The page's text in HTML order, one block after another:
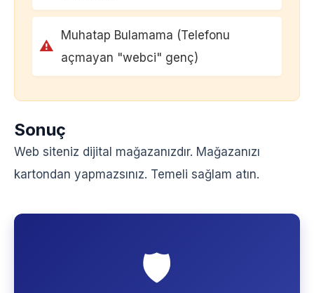
⚠
Muhatap Bulamama (Telefonu
açmayan "webci" genç)
Sonuç
Web siteniz dijital mağazanızdır. Mağazanızı
kartondan yapmazsınız. Temeli sağlam atın.
🛡️